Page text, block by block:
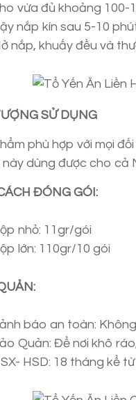
vừa đủ khoảng 100-
nắp kín sau 5-10
nắp, khuấy đều và
SỬ DỤNG
phù hợp với mọi
dùng được cho cả
ĐÓNG GÓI:
nhỏ: 11gr/gói
lớn: 110gr/10 gói
báo an toàn:
Quản: Để nơi khô
HSD: 18 tháng kể